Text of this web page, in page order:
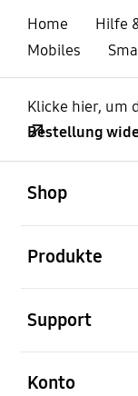
Home
Hilfe
Mobiles
Klicke hier, um
Bestellung
Shop
Produkte
Support
Konto